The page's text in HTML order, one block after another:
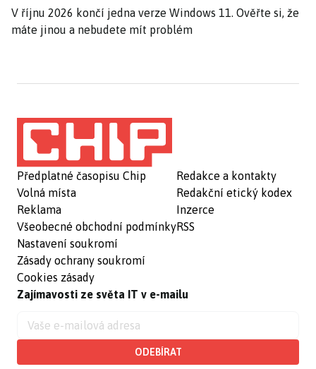
V říjnu 2026 končí jedna verze Windows 11. Ověřte si, že
máte jinou a nebudete mít problém
Předplatné časopisu Chip
Volná místa
Reklama
Všeobecné obchodní podmínky
Nastavení soukromí
Zásady ochrany soukromí
Cookies zásady
Redakce a kontakty
Redakční etický kodex
Inzerce
RSS
Zajímavosti ze světa IT v e-mailu
ODEBÍRAT